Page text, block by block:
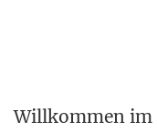
Willkommen im